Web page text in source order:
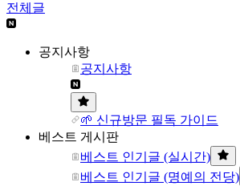
전체글
공지사항
공지사항
🌱 신규방문 필독 가이드
베스트 게시판
베스트 인기글 (실시간)
베스트 인기글 (명예의 전당)